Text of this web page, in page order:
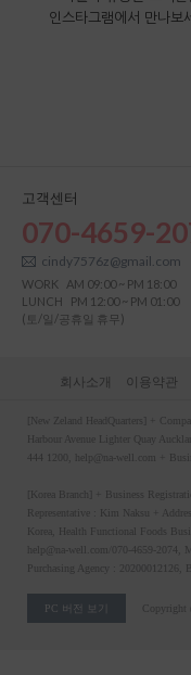
인스타그램에서 만나보
고객센터
070-4659-
cindy7576z@gmail.com
WORK
AM 09:00 ~ PM 18:00
LUNCH
PM 12:00 ~ PM 01:00
(토/일/공휴일 휴무)
회사소개 이용약관
[New Zeland HeadQuarters] +
Harbour Avenue Lighter Quay
444 1200, help@na-well.com +
[Korea Branch] + Business
Representative : Kim Naksu +
Korea, Health Functional Foods
help@na-well.com/070-4659-2074,
Purchasing Agency : 20200012126,
PC 버전 보기 Copyright